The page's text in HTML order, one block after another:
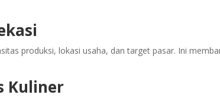
produksi, lokasi usaha, dan target pasar. Ini
Kuliner